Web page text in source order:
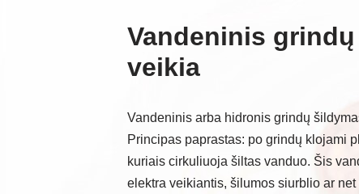
Vandeninis
veikia
Vandeninis arba hidronis grindų
Principas paprastas: po grindų klojami
kuriais cirkuliuoja šiltas vanduo. Šis
elektra veikiantis, šilumos siurblio ar